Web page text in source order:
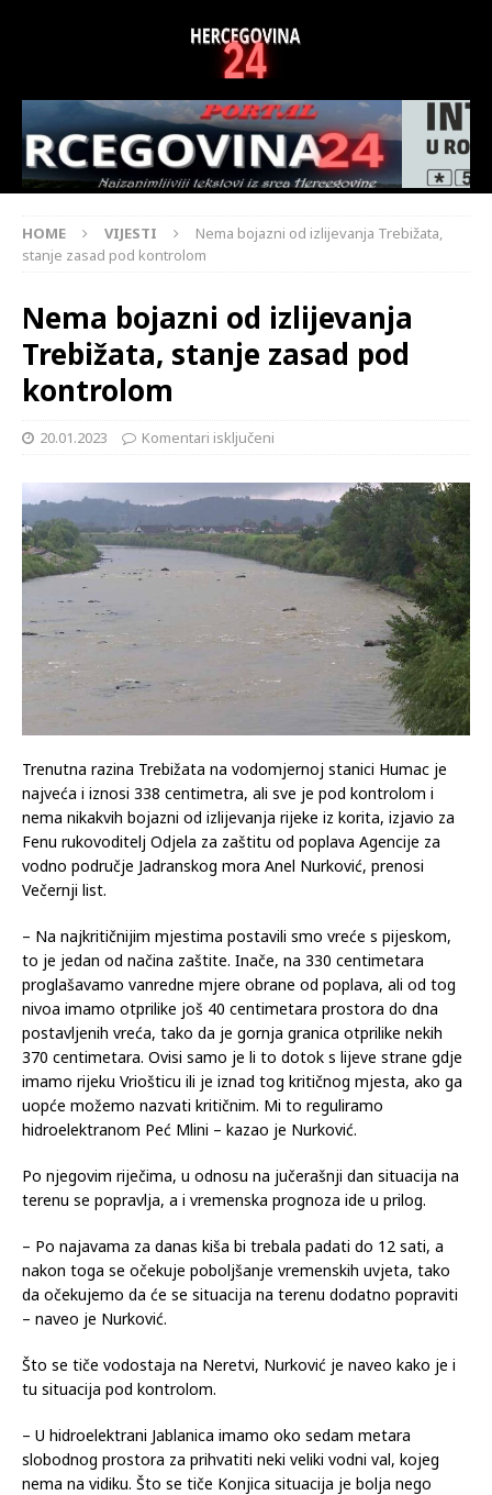
HOME VIJESTI
Nema bojazni od izlijevanja Trebižata,
stanje zasad pod kontrolom
Nema bojazni od izlijevanja
Trebižata, stanje zasad pod
kontrolom
20.01.2023 Komentari isključeni
Trenutna razina Trebižata na vodomjernoj stanici Humac je
najveća i iznosi 338 centimetra, ali sve je pod kontrolom i
nema nikakvih bojazni od izlijevanja rijeke iz korita, izjavio za
Fenu rukovoditelj Odjela za zaštitu od poplava Agencije za
vodno područje Jadranskog mora Anel Nurković, prenosi
Večernji list.
– Na najkritičnijim mjestima postavili smo vreće s pijeskom,
to je jedan od načina zaštite. Inače, na 330 centimetara
proglašavamo vanredne mjere obrane od poplava, ali od tog
nivoa imamo otprilike još 40 centimetara prostora do dna
postavljenih vreća, tako da je gornja granica otprilike nekih
370 centimetara. Ovisi samo je li to dotok s lijeve strane gdje
imamo rijeku Vriošticu ili je iznad tog kritičnog mjesta, ako ga
uopće možemo nazvati kritičnim. Mi to reguliramo
hidroelektranom Peć Mlini – kazao je Nurković.
Po njegovim riječima, u odnosu na jučerašnji dan situacija na
terenu se popravlja, a i vremenska prognoza ide u prilog.
– Po najavama za danas kiša bi trebala padati do 12 sati, a
nakon toga se očekuje poboljšanje vremenskih uvjeta, tako
da očekujemo da će se situacija na terenu dodatno popraviti
– naveo je Nurković.
Što se tiče vodostaja na Neretvi, Nurković je naveo kako je i
tu situacija pod kontrolom.
– U hidroelektrani Jablanica imamo oko sedam metara
slobodnog prostora za prihvatiti neki veliki vodni val, kojeg
nema na vidiku. Što se tiče Konjica situacija je bolja nego